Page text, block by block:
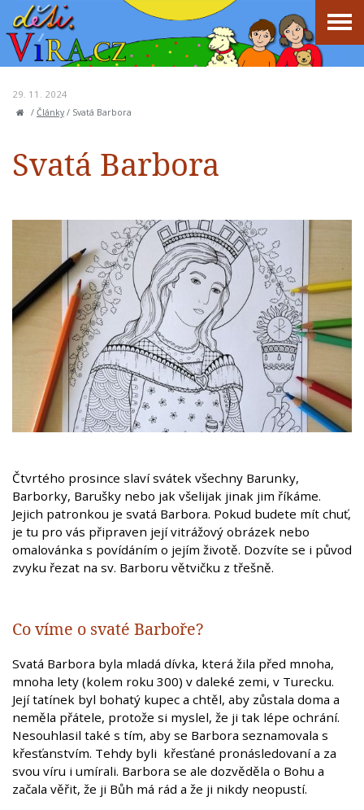
29. 11. 2024
/ Články/ Svatá Barbora
Svatá Barbora
Čtvrtého prosince slaví svátek všechny Barunky,
Barborky, Barušky nebo jak všelijak jinak jim říkáme.
Jejich patronkou je svatá Barbora. Pokud budete mít chuť,
je tu pro vás připraven její vitrážový obrázek nebo
omalovánka s povídáním o jejím životě. Dozvíte se i původ
zvyku řezat na sv. Barboru větvičku z třešně.
Co víme o svaté Barboře?
Svatá Barbora byla mladá dívka, která žila před mnoha,
mnoha lety (kolem roku 300) v daleké zemi, v Turecku.
Její tatínek byl bohatý kupec a chtěl, aby zůstala doma a
neměla přátele, protože si myslel, že ji tak lépe ochrání.
Nesouhlasil také s tím, aby se Barbora seznamovala s
křesťanstvím. Tehdy byli křesťané pronásledovaní a za
svou víru i umírali. Barbora se ale dozvěděla o Bohu a
začala věřit, že ji Bůh má rád a že ji nikdy neopustí.